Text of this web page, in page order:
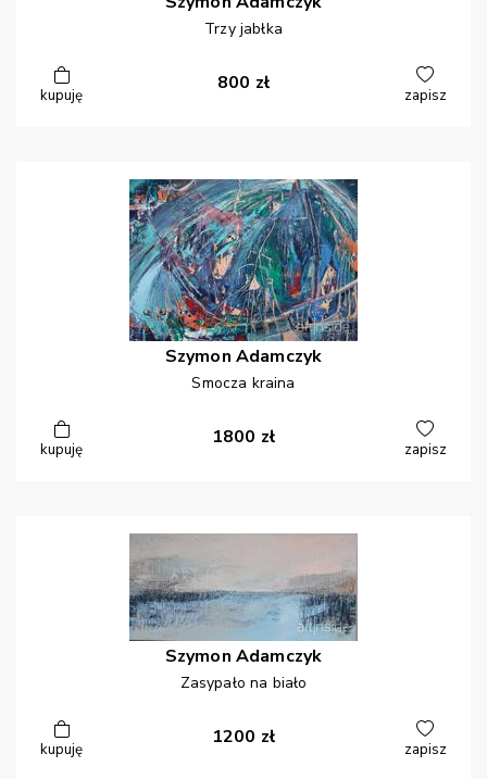
Trzy jabłka
kupuję
800 zł
zapisz
Szymon Adamczyk
Smocza kraina
kupuję
1800 zł
zapisz
Szymon Adamczyk
Zasypało na biało
kupuję
1200 zł
zapisz